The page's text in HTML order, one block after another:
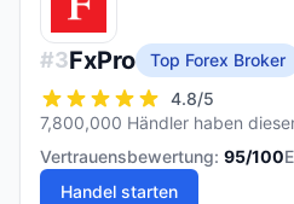
#3FxPro
Top Forex Broker
4.8/5
7,800,000 Händler haben
Vertrauensbewertung: 95/100
Handel starten